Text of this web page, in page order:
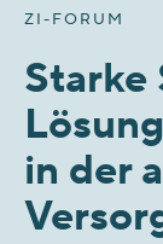
ZI-FORUM
Starke
in der